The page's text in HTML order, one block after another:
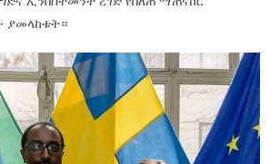
ያመላከቱት።